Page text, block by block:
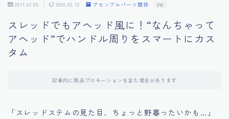
2011.07.05 2026.02.12 アセンブルパーツ関係 PR
スレッドでもアヘッド風に！“なんちゃって
アヘッド”でハンドル周りをスマートにカス
タム
記事内に商品プロモーションを含む場合があります
「スレッドステムの見た目、ちょっと野暮ったいかも…」